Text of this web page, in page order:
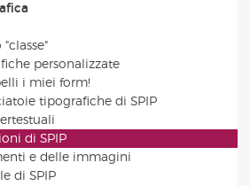
personalizzate
i miei form!
tipografiche di SPIP
di SPIP
e delle immagini
di SPIP